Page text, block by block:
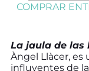
COMPRAR
La jaula de las
Àngel Llàcer, es
influyentes de la